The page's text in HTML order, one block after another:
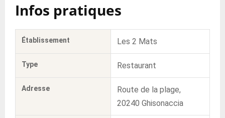
Infos pratiques
Établissement Les 2 Mats
Type Restaurant
Adresse
Route de la plage,
20240 Ghisonaccia